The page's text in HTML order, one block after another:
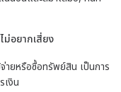
ม่อยากเสี่ยง
ายหรือซื้อทรัพย์สิน เป็นการ
เงิน